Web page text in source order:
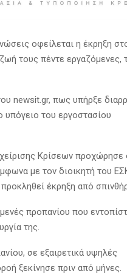
οφείλεται η έκρηξη
τους πέντε εργαζόμενες,
newsit.gr, πως υπήρξε
υπόγειο του εργοστασίου
Κρίσεων προχώρησε
με τον διοικητή του
έκρηξη από
προπανίου που
της.
σε εξαιρετικά υψηλές
ξεκίνησε πριν από μήνες.